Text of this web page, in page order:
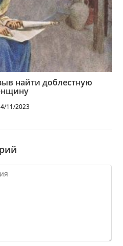
найти доблестную
11/2023